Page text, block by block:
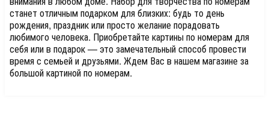
станет отличным подарком для близких: будь то день
рождения, праздник или просто желание порадовать
любимого человека. Приобретайте картины по номерам для
себя или в подарок — это замечательный способ провести
время с семьей и друзьями. Ждем Вас в нашем магазине за
большой картиной по номерам.